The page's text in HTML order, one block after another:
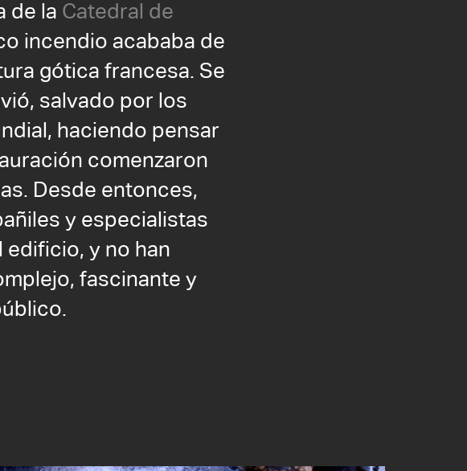
de la Catedral de
incendio acababa de
gótica francesa. Se
salvado por los
haciendo pensar
comenzaron
Desde entonces,
y especialistas
edificio, y no han
fascinante y